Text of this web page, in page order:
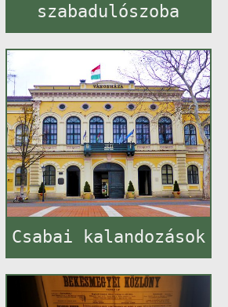
szabadulószoba
Csabai kalandozások